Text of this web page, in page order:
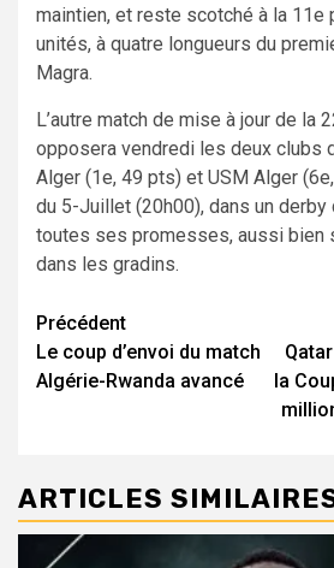
maintien, et reste scotché à la 11e
unités, à quatre longueurs du
Magra.
L’autre match de mise à jour de la
opposera vendredi les deux clubs
Alger (1e, 49 pts) et USM Alger
du 5-Juillet (20h00), dans un derby
toutes ses promesses, aussi bien
dans les gradins.
Navigation
d’article
Précédent
Le coup d’envoi du match
Algérie-Rwanda avancé
la
ARTICLES